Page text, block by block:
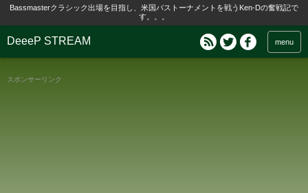
Bassmasterクラシック出場を目指し、米国バストーナメントを戦うKen-Dの奮戦記で
す。。。
DeeeP STREAM menu
スポンサーリンク